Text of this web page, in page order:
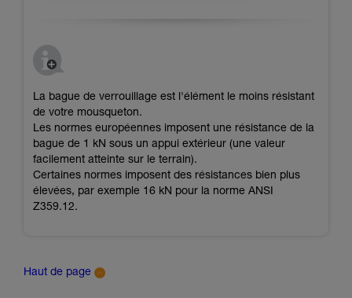
La bague de verrouillage est l'élément le moins résistant
de votre mousqueton.
Les normes européennes imposent une résistance de la
bague de 1 kN sous un appui extérieur (une valeur
facilement atteinte sur le terrain).
Certaines normes imposent des résistances bien plus
élevées, par exemple 16 kN pour la norme ANSI
Z359.12.
Haut de page